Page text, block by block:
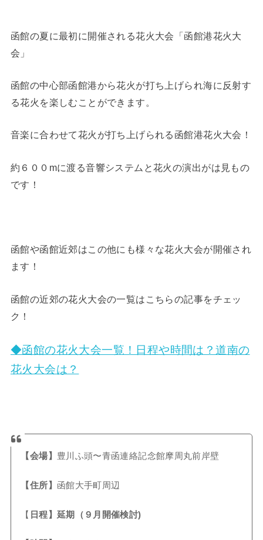
函館の夏に最初に開催される花火大会「函館港花火大
会」
函館の中心部函館港から花火が打ち上げられ海に反射す
る花火を楽しむことができます。
音楽に合わせて花火が打ち上げられる函館港花火大会！
約６００mに渡る音響システムと花火の演出がは見もの
です！
函館や函館近郊はこの他にも様々な花火大会が開催され
ます！
函館の近郊の花火大会の一覧はこちらの記事をチェッ
ク！
◆函館の花火大会一覧！日程や時間は？道南の
花火大会は？
【会場】 豊川ふ頭〜青函連絡記念館摩周丸前岸壁
【住所】 函館大手町周辺
【 日程】延期（９月開催検討)